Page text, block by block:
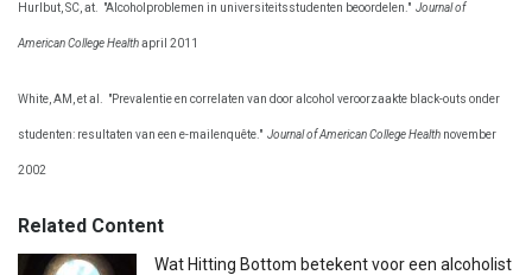
Hurlbut, SC, at. "Alcoholproblemen in universiteitsstudenten beoordelen." Journal of
American College Healthapril 2011
White, AM, et al. "Prevalentie en correlaten van door alcohol veroorzaakte black-outs onder
studenten: resultaten van een e-mailenquête." Journal of American College Health november
2002
Related Content
Wat Hitting Bottom betekent voor een alcoholist